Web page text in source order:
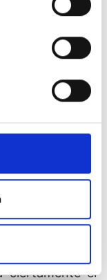
de una de la
te respaldó
cualquier
Pues lo
irreal o lo real,
es
y maldecido tu
ciertamente el